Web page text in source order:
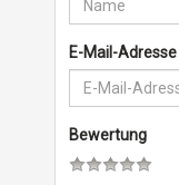
E-Mail-Adresse
Bewertung